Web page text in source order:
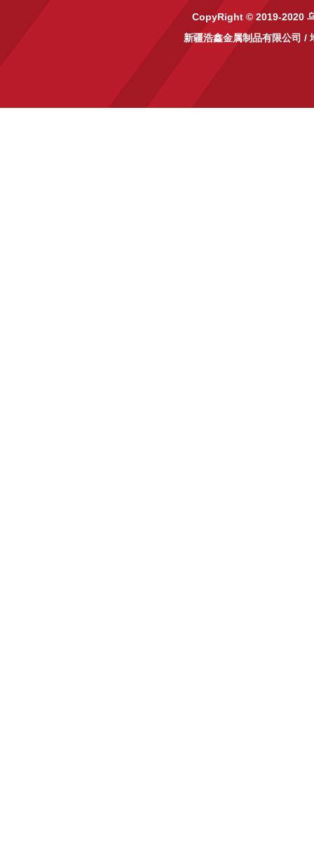
CopyRight © 2019-2020
新疆浩鑫金属制品有限公司 /